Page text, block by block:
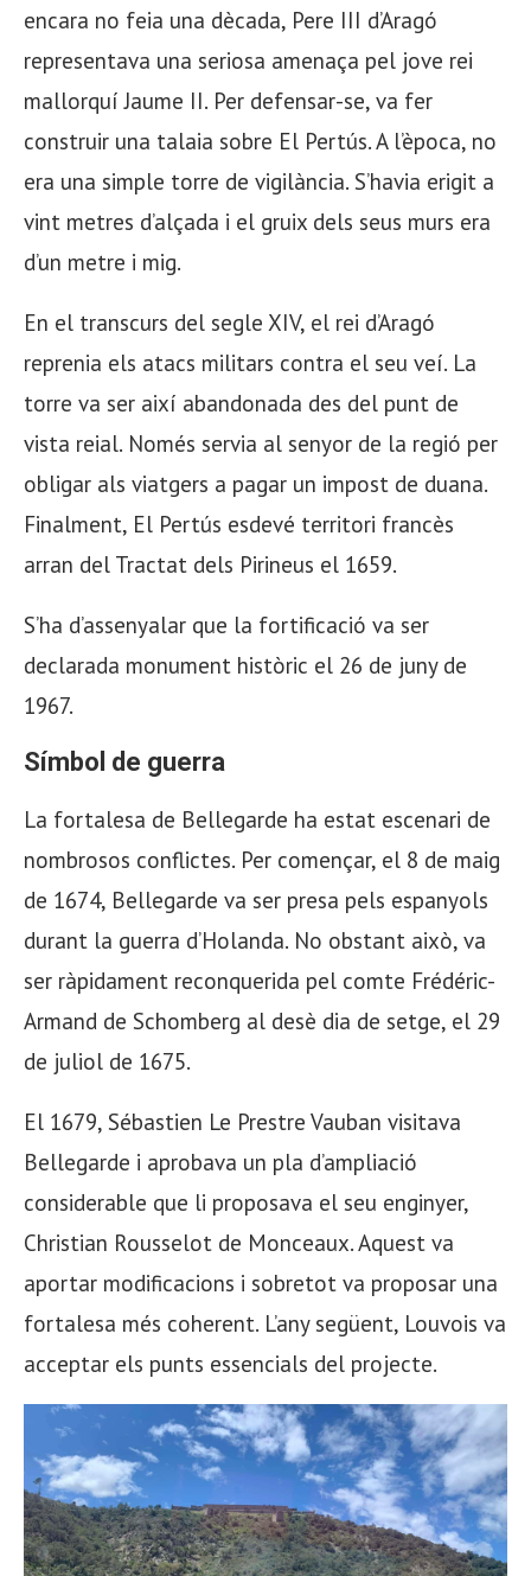
encara no feia una dècada, Pere III d’Aragó
representava una seriosa amenaça pel jove rei
mallorquí Jaume II. Per defensar-se, va fer
construir una talaia sobre El Pertús. A l’època, no
era una simple torre de vigilància. S’havia erigit a
vint metres d’alçada i el gruix dels seus murs era
d’un metre i mig.
En el transcurs del segle XIV, el rei d’Aragó
reprenia els atacs militars contra el seu veí. La
torre va ser així abandonada des del punt de
vista reial. Només servia al senyor de la regió per
obligar als viatgers a pagar un impost de duana.
Finalment, El Pertús esdevé territori francès
arran del Tractat dels Pirineus el 1659.
S’ha d’assenyalar que la fortificació va ser
declarada monument històric el 26 de juny de
1967.
Símbol de guerra
La fortalesa de Bellegarde ha estat escenari de
nombrosos conflictes. Per començar, el 8 de maig
de 1674, Bellegarde va ser presa pels espanyols
durant la guerra d’Holanda. No obstant això, va
ser ràpidament reconquerida pel comte Frédéric-
Armand de Schomberg al desè dia de setge, el 29
de juliol de 1675.
El 1679, Sébastien Le Prestre Vauban visitava
Bellegarde i aprobava un pla d’ampliació
considerable que li proposava el seu enginyer,
Christian Rousselot de Monceaux. Aquest va
aportar modificacions i sobretot va proposar una
fortalesa més coherent. L’any següent, Louvois va
acceptar els punts essencials del projecte.